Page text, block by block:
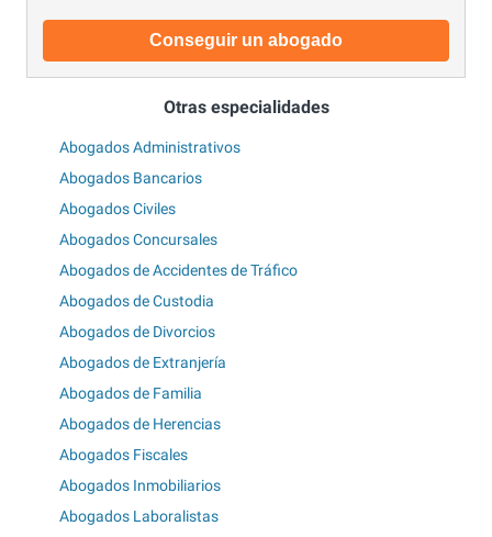
Conseguir un abogado
Otras especialidades
Abogados Administrativos
Abogados Bancarios
Abogados Civiles
Abogados Concursales
Abogados de Accidentes de Tráfico
Abogados de Custodia
Abogados de Divorcios
Abogados de Extranjería
Abogados de Familia
Abogados de Herencias
Abogados Fiscales
Abogados Inmobiliarios
Abogados Laboralistas